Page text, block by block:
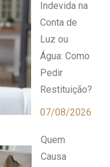
Indevida na
Conta de
Luz ou
Água: Como
Pedir
Restituição?
07/08/2026
Quem
Causa